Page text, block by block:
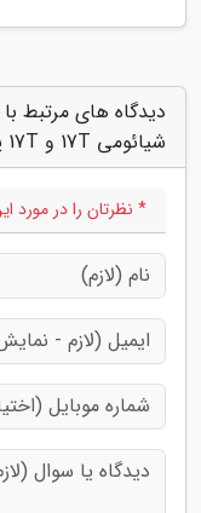
دیدگاه های
شیائومی 17T و 17T پرو فاش شد"
* نظرتان را در مورد